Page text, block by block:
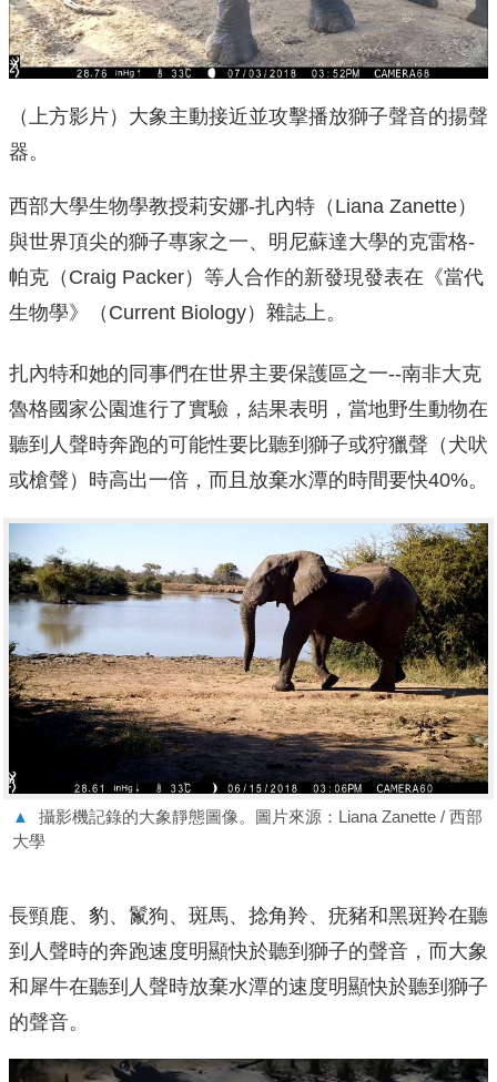
（上方影片）大象主動接近並攻擊播放獅子聲音的揚聲
器。
西部大學生物學教授莉安娜-扎內特（Liana Zanette）
與世界頂尖的獅子專家之一、明尼蘇達大學的克雷格-
帕克（Craig Packer）等人合作的新發現發表在《當代
生物學》（Current Biology）雜誌上。
扎內特和她的同事們在世界主要保護區之一--南非大克
魯格國家公園進行了實驗，結果表明，當地野生動物在
聽到人聲時奔跑的可能性要比聽到獅子或狩獵聲（犬吠
或槍聲）時高出一倍，而且放棄水潭的時間要快40%。
▲
攝影機記錄的大象靜態圖像。圖片來源：Liana Zanette / 西部
大學
長頸鹿、豹、鬣狗、斑馬、捻角羚、疣豬和黑斑羚在聽
到人聲時的奔跑速度明顯快於聽到獅子的聲音，而大象
和犀牛在聽到人聲時放棄水潭的速度明顯快於聽到獅子
的聲音。